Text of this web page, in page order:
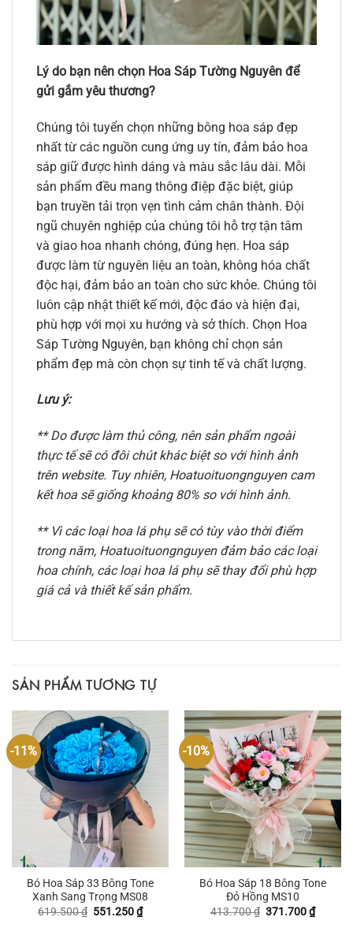
Lý do bạn nên chọn Hoa Sáp Tường Nguyên để
gửi gắm yêu thương?
Chúng tôi tuyển chọn những bông hoa sáp đẹp
nhất từ các nguồn cung ứng uy tín, đảm bảo hoa
sáp giữ được hình dáng và màu sắc lâu dài. Mỗi
sản phẩm đều mang thông điệp đặc biệt, giúp
bạn truyền tải trọn vẹn tình cảm chân thành. Đội
ngũ chuyên nghiệp của chúng tôi hỗ trợ tận tâm
và giao hoa nhanh chóng, đúng hẹn. Hoa sáp
được làm từ nguyên liệu an toàn, không hóa chất
độc hại, đảm bảo an toàn cho sức khỏe. Chúng tôi
luôn cập nhật thiết kế mới, độc đáo và hiện đại,
phù hợp với mọi xu hướng và sở thích. Chọn Hoa
Sáp Tường Nguyên, bạn không chỉ chọn sản
phẩm đẹp mà còn chọn sự tinh tế và chất lượng.
Lưu ý:
** Do được làm thủ công, nên sản phẩm ngoài
thực tế sẽ có đôi chút khác biệt so với hình ảnh
trên website. Tuy nhiên, Hoatuoituongnguyen cam
kết hoa sẽ giống khoảng 80% so với hình ảnh.
** Vì các loại hoa lá phụ sẽ có tùy vào thời điểm
trong năm, Hoatuoituongnguyen đảm bảo các loại
hoa chính, các loại hoa lá phụ sẽ thay đổi phù hợp
giá cả và thiết kế sản phẩm.
SẢN PHẨM TƯƠNG TỰ
-11%
Bó Hoa Sáp 33 Bông Tone
Xanh Sang Trọng MS08
619.500₫ Giá
551.250₫Giá
hiện
-10%
Bó Hoa Sáp 18 Bông Tone
Đỏ Hồng MS10
413.700₫ Giá
371.700₫Giá
hiện